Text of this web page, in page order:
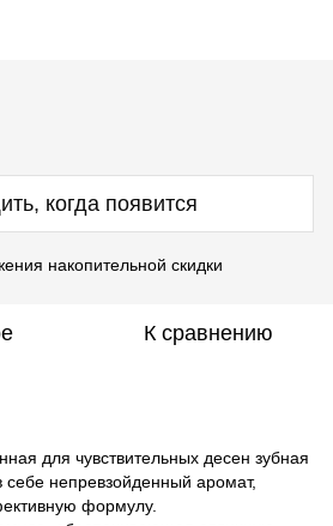
когда появится
накопительной скидки
К сравнению
для чувствительных десен зубная
себе непревзойденный аромат,
формулу.